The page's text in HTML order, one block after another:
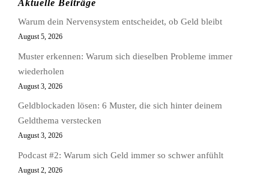
Aktuelle Beiträge
Warum dein Nervensystem entscheidet, ob Geld bleibt
August 5, 2026
Muster erkennen: Warum sich dieselben Probleme immer
wiederholen
August 3, 2026
Geldblockaden lösen: 6 Muster, die sich hinter deinem
Geldthema verstecken
August 3, 2026
Podcast #2: Warum sich Geld immer so schwer anfühlt
August 2, 2026